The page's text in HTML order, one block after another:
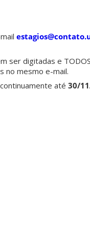
ser digitadas e
no mesmo e-mail.
até 30/